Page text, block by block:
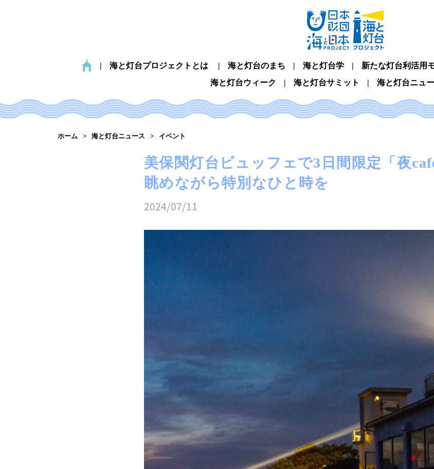
海と灯台プロジェクトとは 海と灯台のまち 海と灯台学 新たな灯台利活用
海と灯台ウィーク
海と灯台サミット 海と灯台ニュ
ホーム 海と灯台ニュース イベント
美保関灯台ビュッフェで3日間限定「夜
眺めながら特別なひと時を
2024/07/11